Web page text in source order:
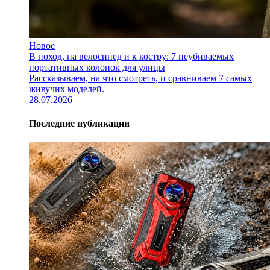
Новое
В поход, на велосипед и к костру: 7 неубиваемых
портативных колонок для улицы
Рассказываем, на что смотреть, и сравниваем 7 самых
живучих моделей.
28.07.2026
Последние публикации